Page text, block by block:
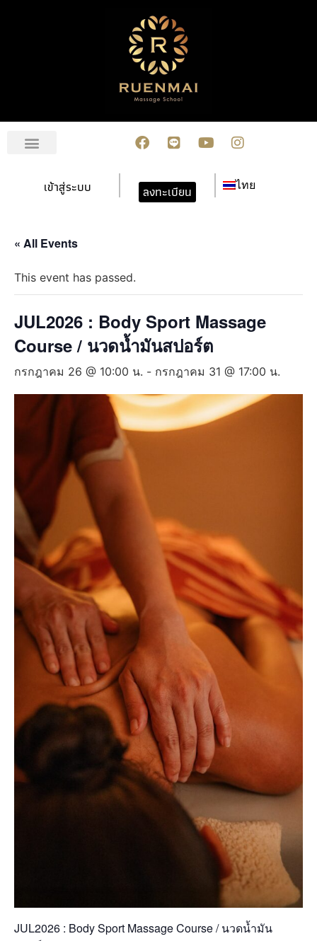
เข้าสู่ระบบ ลงทะเบียน ไทย
« All Events
This event has passed.
JUL2026 : Body Sport Massage
Course / นวดน้ำมันสปอร์ต
กรกฎาคม 26 @ 10:00 น. - กรกฎาคม 31 @ 17:00 น.
JUL2026 : Body Sport Massage Course / นวดน้ำมัน